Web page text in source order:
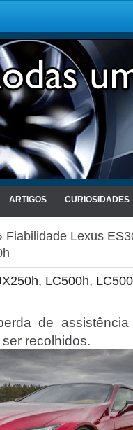
ARTIGOS CURIOSIDADES
Fiabilidade Lexus
LC500h,
de
recolhidos.